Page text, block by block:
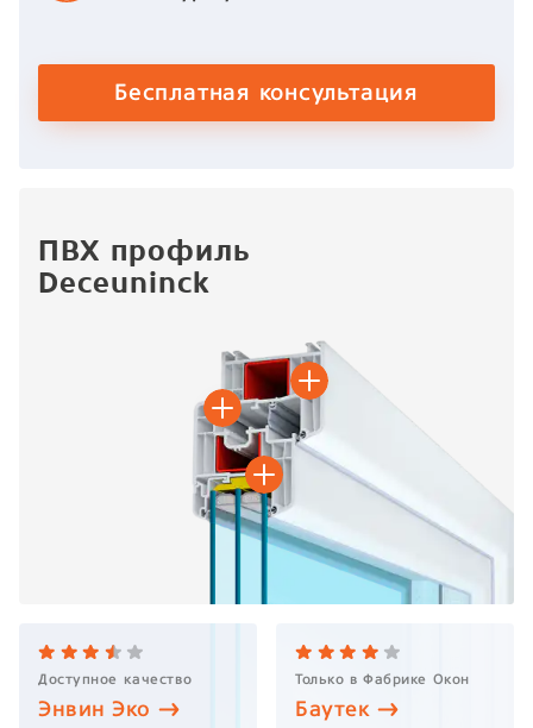
Бесплатная консультация
Доступное качество
ЭнвинЭко
Только в Фабрике Окон
Баутек
ПВХ профиль
Deceuninck